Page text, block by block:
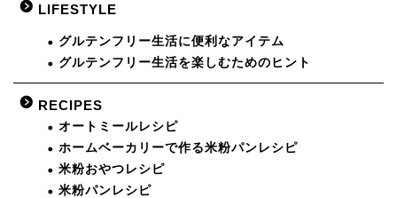
LIFESTYLE
グルテンフリー生活に便利なアイテム
グルテンフリー生活を楽しむためのヒント
RECIPES
オートミールレシピ
ホームベーカリーで作る米粉パンレシピ
米粉おやつレシピ
米粉パンレシピ